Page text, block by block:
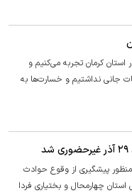
استان کرمان تجربه می‌کنیم و
جانی نداشتیم و خسارت‌ها به
پیشگیری از وقوع حوادث
چهارمحال و بختیاری فردا